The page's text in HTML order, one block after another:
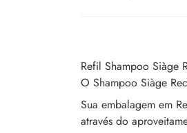
Refil Shampoo Siàge
O Shampoo Siàge
Sua embalagem em
através do